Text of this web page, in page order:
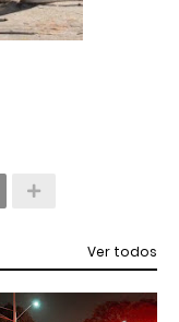
Ver todos